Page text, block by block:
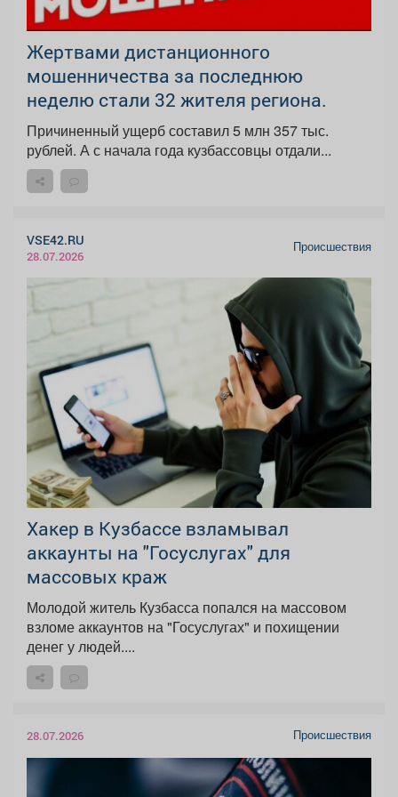
️Жертвами дистанционного
мошенничества за последнюю
неделю стали 32 жителя региона.
Причиненный ущерб составил 5 млн 357 тыс.
рублей. А с начала года кузбассовцы отдали...
VSE42.RU
28.07.2026
Происшествия
Хакер в Кузбассе взламывал
аккаунты на "Госуслугах" для
массовых краж
Молодой житель Кузбасса попался на массовом
взломе аккаунтов на "Госуслугах" и похищении
денег у людей....
28.07.2026 Происшествия